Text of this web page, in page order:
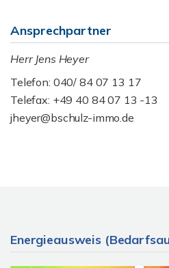
Ansprechpartner
Herr Jens Heyer
Telefon: 040/ 84 07 13 17
Telefax: +49 40 84 07 13 -13
jheyer@bschulz-immo.de
Energieausweis